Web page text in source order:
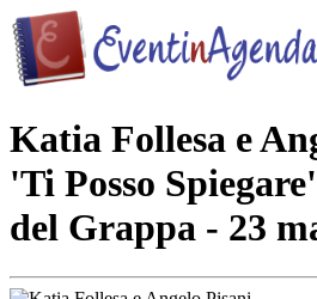
Katia Follesa e
'Ti Posso
del Grappa - 23